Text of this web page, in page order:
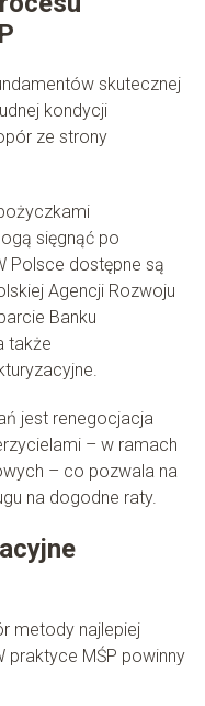
skutecznej
kondycji
ze strony
sięgnąć po
Polsce dostępne są
Agencji Rozwoju
Banku
także
jest renegocjacja
– w ramach
– co pozwala na
na dogodne raty.
metody najlepiej
MŚP powinny